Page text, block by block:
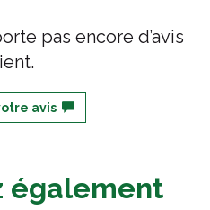
pas encore d’avis
avis
également